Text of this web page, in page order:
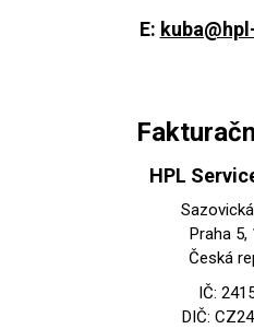
E:
HPL
Praha 5,
Česká
IČ:
DIČ: